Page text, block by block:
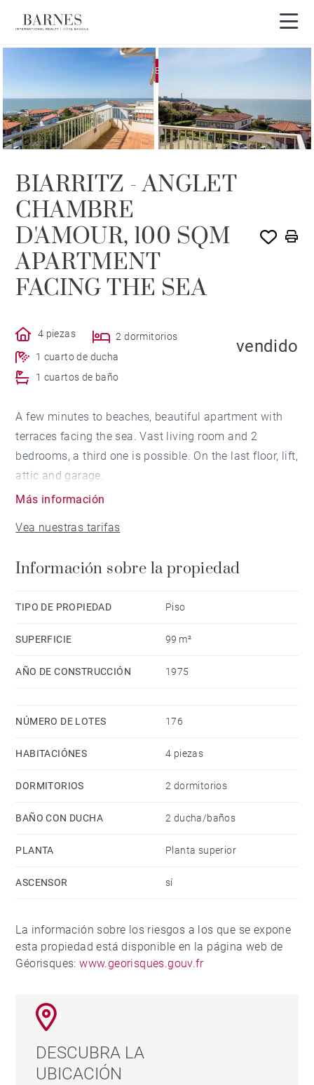
VENDIDO POR BARNES
BIARRITZ - ANGLET
CHAMBRE
D'AMOUR, 100 SQM
APARTMENT
FACING THE SEA
4 piezas
2 dormitorios
1 cuarto de ducha
1 cuartos de baño
vendido
A few minutes to beaches, beautiful apartment with
terraces facing the sea. Vast living room and 2
bedrooms, a third one is possible. On the last floor, lift,
attic and garage.
Más información
Vea nuestras tarifas
Información sobre la propiedad
TIPO DE PROPIEDAD Piso
SUPERFICIE 99 m²
AÑO DE CONSTRUCCIÓN 1975
NÚMERO DE LOTES 176
HABITACIÓNES 4 piezas
DORMITORIOS 2 dormitorios
BAÑO CON DUCHA 2 ducha/baños
PLANTA Planta superior
ASCENSOR sí
La información sobre los riesgos a los que se expone
esta propiedad está disponible en la página web de
Géorisques:www.georisques.gouv.fr
DESCUBRA LA
UBICACIÓN